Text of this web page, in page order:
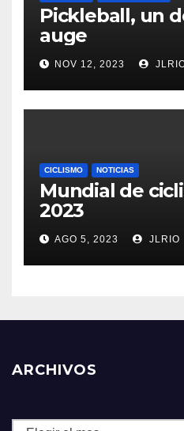
Pickleball, un
auge
NOV 12, 2023
CICLISMO NOTICIAS
Mundial de
2023
AGO 5, 2023 JLRIO
ARCHIVOS